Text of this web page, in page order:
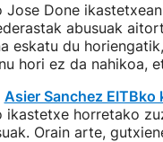
Jose Done
abusuak
eskatu du
hori ez da nahikoa,
Asier Sanchez
ikastetxe horretako
Orain arte,